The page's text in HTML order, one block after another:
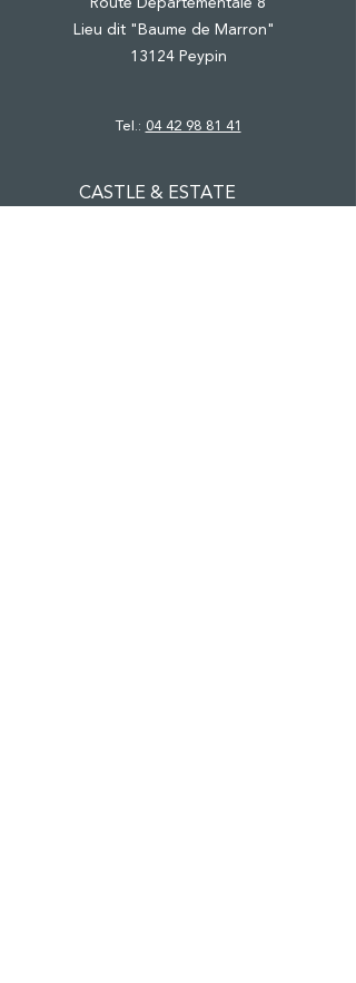
Lieu dit "Baume de Marron"
13124 Peypin
Tel.:04 42 98 81 41
CASTLE & ESTATE